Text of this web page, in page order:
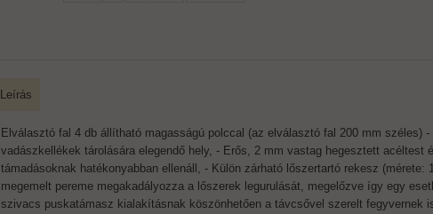
Leírás
Elválasztó fal 4 db állítható magasságú polccal (az elválasztó fal 200 mm széles)
vadászkellékek tárolására elegendő hely, - Erős, 2 mm vastag hegesztett acéltest
támadásoknak hatékonyabban ellenáll, - Külön zárható lőszertartó rekesz (mérete:
megemelt pereme megakadályozza a lőszerek legurulását, megelőzve így egy
szivacs puskatámasz kialakításnak köszönhetően a távcsővel szerelt fegyvernek